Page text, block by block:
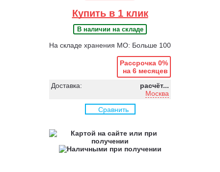
Купить в 1 клик
В наличии на складе
На складе хранения МО: Больше 100
Рассрочка 0%
на 6 месяцев
Доставка:
расчёт...
Москва
Сравнить